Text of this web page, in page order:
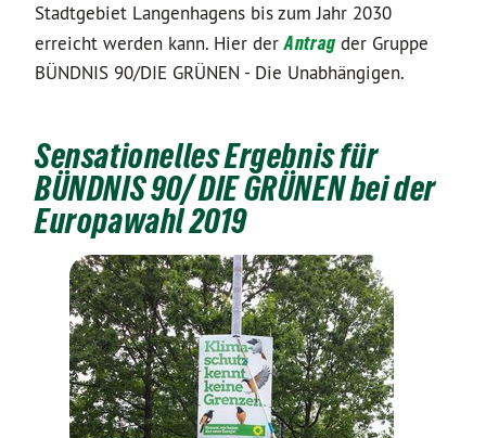
Stadtgebiet Langenhagens bis zum Jahr 2030
erreicht werden kann. Hier derAntrag der Gruppe
BÜNDNIS 90/DIE GRÜNEN - Die Unabhängigen.
Sensationelles Ergebnis für
BÜNDNIS 90/ DIE GRÜNEN bei der
Europawahl 2019